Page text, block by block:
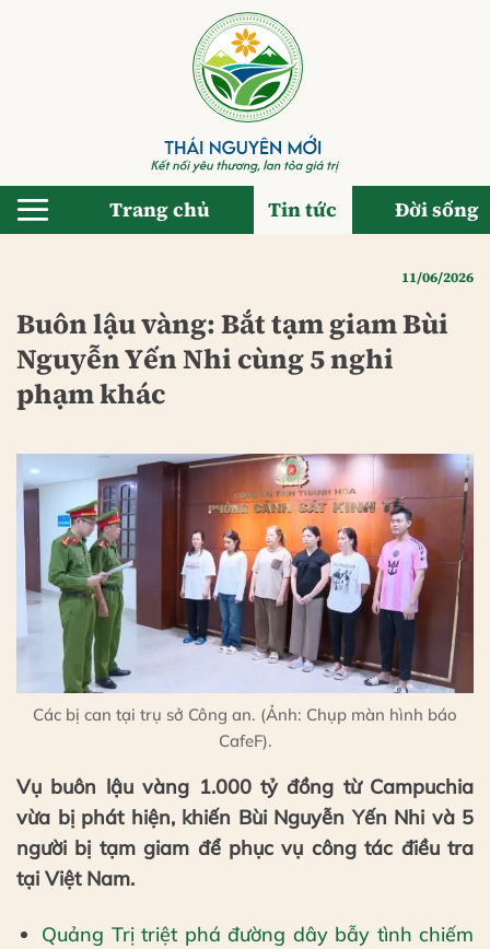
Trang chủ Tin tức Đời sống
11/06/2026
Buôn lậu vàng: Bắt tạm giam Bùi
Nguyễn Yến Nhi cùng 5 nghi
phạm khác
Các bị can tại trụ sở Công an. (Ảnh: Chụp màn hình báo
CafeF).
Vụ buôn lậu vàng 1.000 tỷ đồng từ Campuchia
vừa bị phát hiện, khiến Bùi Nguyễn Yến Nhi và 5
người bị tạm giam để phục vụ công tác điều tra
tại Việt Nam.
Quảng Trị triệt phá đường dây bẫy tình chiếm